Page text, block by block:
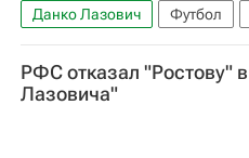
Данко Лазович Футбол
РФС отказал "Ростову"
Лазовича"